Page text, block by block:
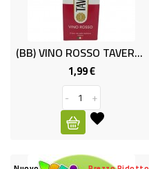
ELETTRODOMESTICI
TESSILE
BIANCHERIA
BAZAR
(BB) VINO ROSSO TAVERNELLO LT.1 BR.
1,99 €Prezzo
-
+